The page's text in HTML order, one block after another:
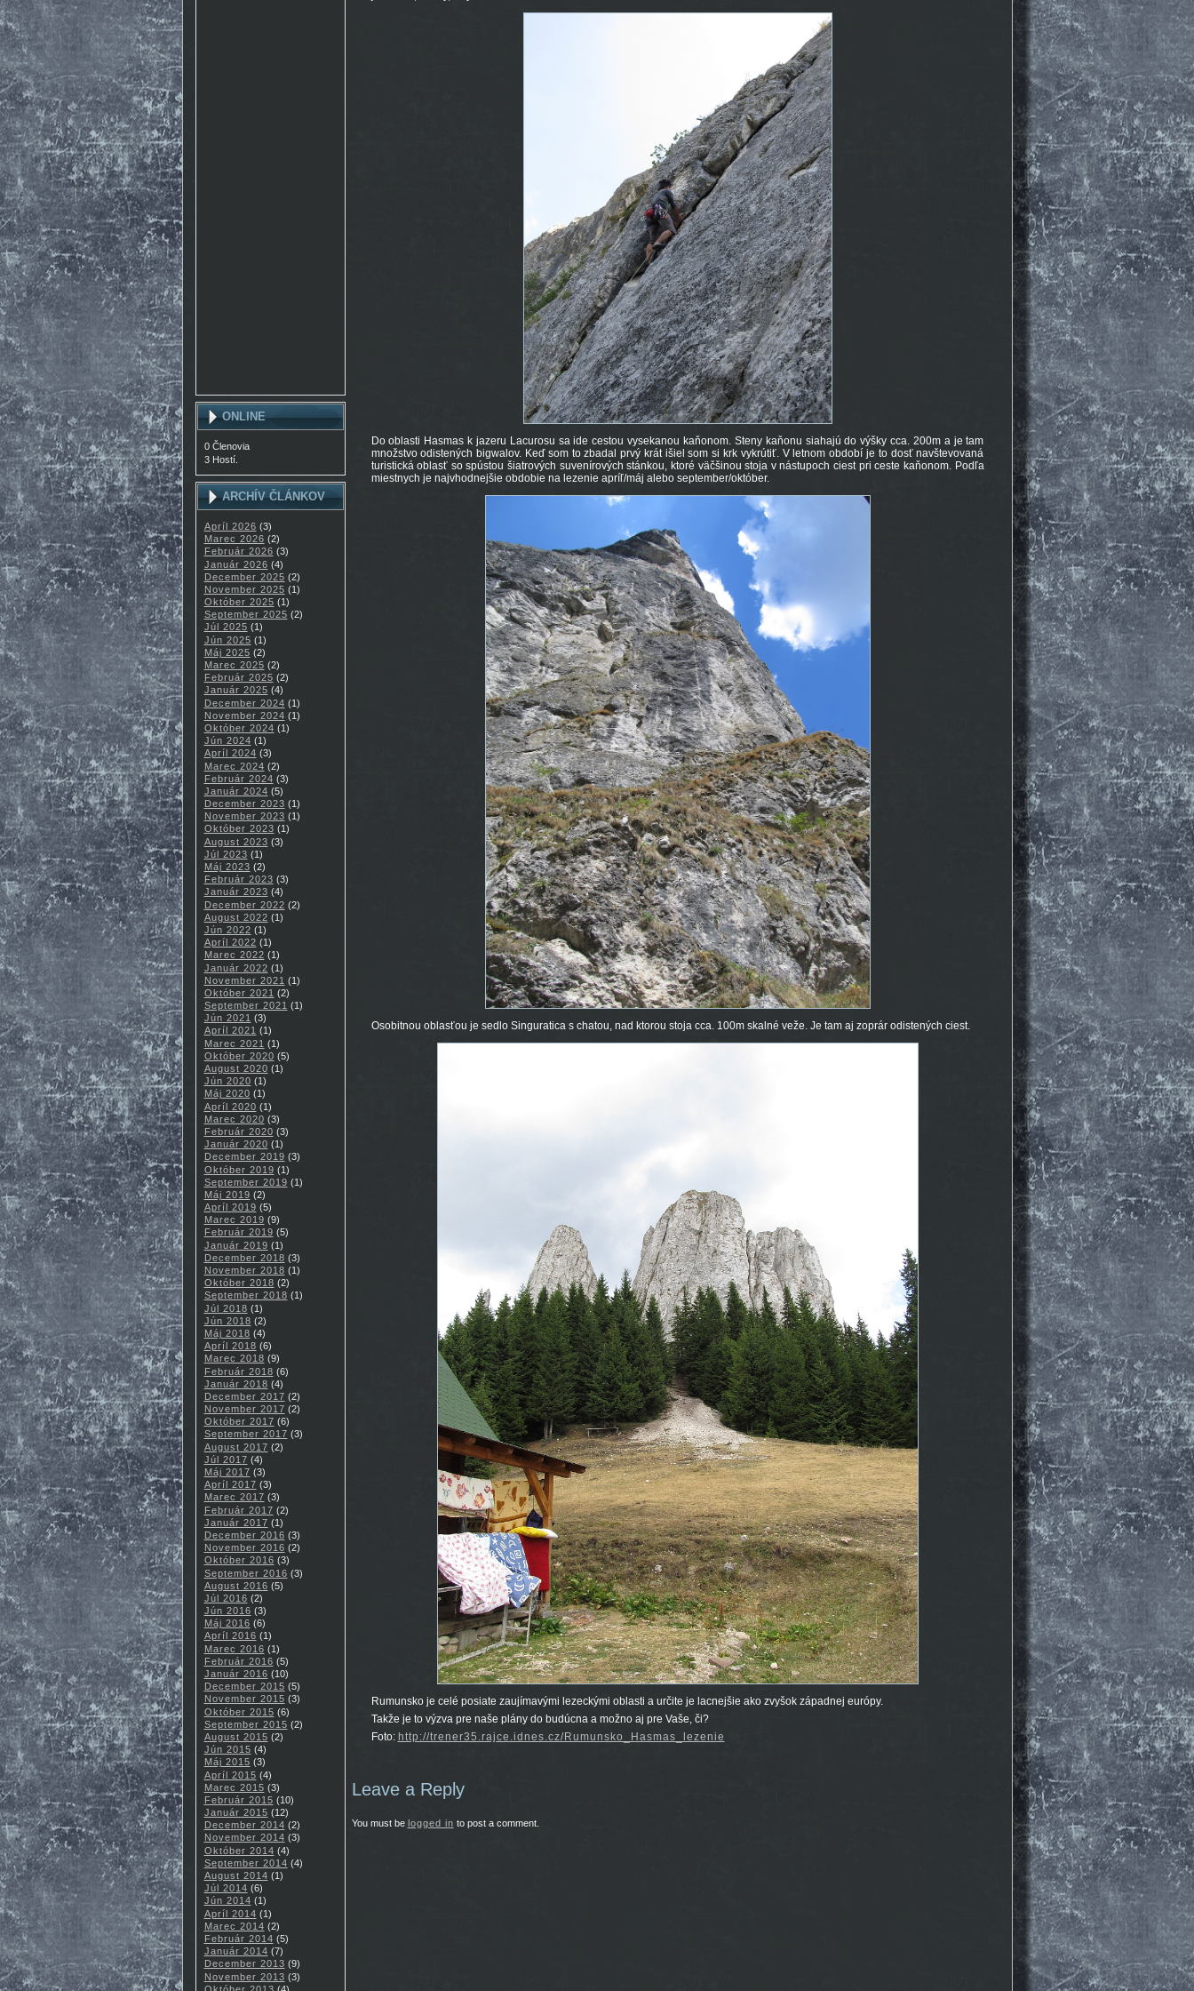
ONLINE
0 Členovia
3 Hostí.
ARCHÍV ČLÁNKOV
Apríl 2026 (3)
Marec 2026 (2)
Február 2026 (3)
Január 2026 (4)
December 2025 (2)
November 2025 (1)
Október 2025 (1)
September 2025 (2)
Júl 2025 (1)
Jún 2025 (1)
Máj 2025 (2)
Marec 2025 (2)
Február 2025 (2)
Január 2025 (4)
December 2024 (1)
November 2024 (1)
Október 2024 (1)
Jún 2024 (1)
Apríl 2024 (3)
Marec 2024 (2)
Február 2024 (3)
Január 2024 (5)
December 2023 (1)
November 2023 (1)
Október 2023 (1)
August 2023 (3)
Júl 2023 (1)
Máj 2023 (2)
Február 2023 (3)
Január 2023 (4)
December 2022 (2)
August 2022 (1)
Jún 2022 (1)
Apríl 2022 (1)
Marec 2022 (1)
Január 2022 (1)
November 2021 (1)
Október 2021 (2)
September 2021 (1)
Jún 2021 (3)
Apríl 2021 (1)
Marec 2021 (1)
Október 2020 (5)
August 2020 (1)
Jún 2020 (1)
Máj 2020 (1)
Apríl 2020 (1)
Marec 2020 (3)
Február 2020 (3)
Január 2020 (1)
December 2019 (3)
Október 2019 (1)
September 2019 (1)
Máj 2019 (2)
Apríl 2019 (5)
Marec 2019 (9)
Február 2019 (5)
Január 2019 (1)
December 2018 (3)
November 2018 (1)
Október 2018 (2)
September 2018 (1)
Júl 2018 (1)
Jún 2018 (2)
Máj 2018 (4)
Apríl 2018 (6)
Marec 2018 (9)
Február 2018 (6)
Január 2018 (4)
December 2017 (2)
November 2017 (2)
Október 2017 (6)
September 2017 (3)
August 2017 (2)
Júl 2017 (4)
Máj 2017 (3)
Apríl 2017 (3)
Marec 2017 (3)
Február 2017 (2)
Január 2017 (1)
December 2016 (3)
November 2016 (2)
Október 2016 (3)
September 2016 (3)
August 2016 (5)
Júl 2016 (2)
Jún 2016 (3)
Máj 2016 (6)
Apríl 2016 (1)
Marec 2016 (1)
Február 2016 (5)
Január 2016 (10)
December 2015 (5)
November 2015 (3)
Október 2015 (6)
September 2015 (2)
August 2015 (2)
Jún 2015 (4)
Máj 2015 (3)
Apríl 2015 (4)
Marec 2015 (3)
Február 2015 (10)
Január 2015 (12)
December 2014 (2)
November 2014 (3)
Október 2014 (4)
September 2014 (4)
August 2014 (1)
Júl 2014 (6)
Jún 2014 (1)
Apríl 2014 (1)
Marec 2014 (2)
Február 2014 (5)
Január 2014 (7)
December 2013 (9)
November 2013 (3)
Do oblasti Hasmas k jazeru Lacurosu sa ide cestou vysekanou kaňonom. Steny kaňonu siahajú do výšky cca. 200m a je tam
množstvo odistených bigwalov. Keď som to zbadal prvý krát išiel som si krk vykrútiť. V letnom období je to dosť navštevovaná
turistická oblasť so spústou šiatrových suvenírových stánkou, ktoré väčšinou stoja v nástupoch ciest pri ceste kaňonom. Podľa
miestnych je najvhodnejšie obdobie na lezenie apríľ/máj alebo september/október.
Osobitnou oblasťou je sedlo Singuratica s chatou, nad ktorou stoja cca. 100m skalné veže. Je tam aj zoprár odistených ciest.
Rumunsko je celé posiate zaujímavými lezeckými oblasti a určite je lacnejšie ako zvyšok západnej európy.
Takže je to výzva pre naše plány do budúcna a možno aj pre Vaše, či?
Foto: http://trener35.rajce.idnes.cz/Rumunsko_Hasmas_lezenie
Leave a Reply
You must be logged in to post a comment.